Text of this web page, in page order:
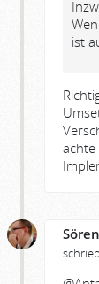
ist
achte